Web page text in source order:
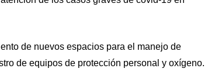
de nuevos espacios para el manejo de
de equipos de protección personal y oxígeno.